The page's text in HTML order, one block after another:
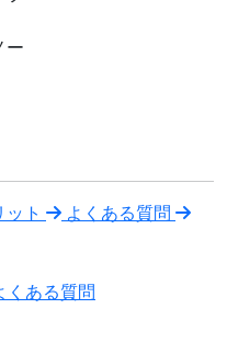
ー
ト よくある質問
くある質問